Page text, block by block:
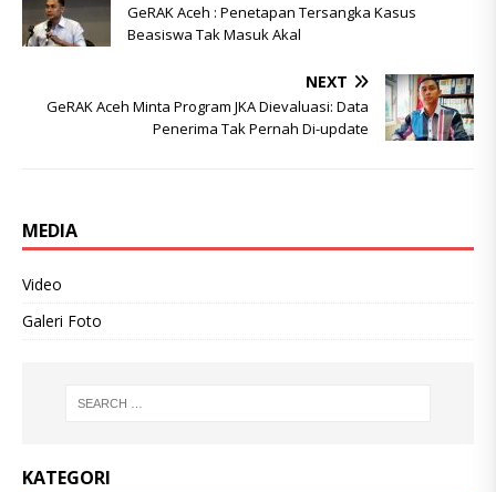
GeRAK Aceh : Penetapan Tersangka Kasus
Beasiswa Tak Masuk Akal
NEXT
GeRAK Aceh Minta Program JKA Dievaluasi: Data
Penerima Tak Pernah Di-update
MEDIA
Video
Galeri Foto
KATEGORI